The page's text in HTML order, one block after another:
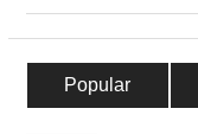
Popular